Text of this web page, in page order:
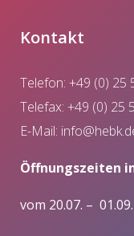
Kontakt
Telefon: +49 (0) 25
Telefax: +49 (0) 25
E-Mail:
Öffnungszeiten
vom 20.07. –